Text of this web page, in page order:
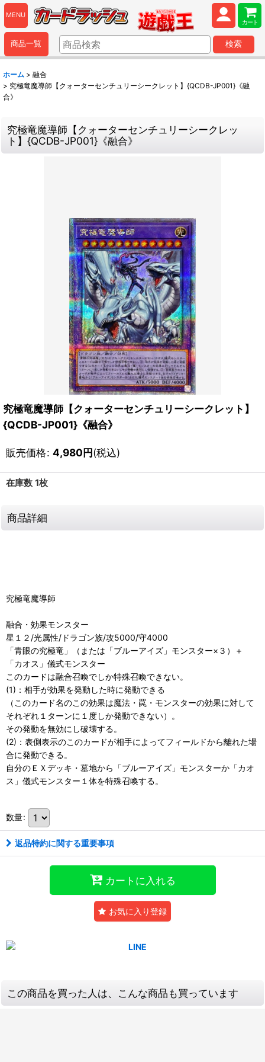
MENU
カート
商品一覧 検索
ホーム > 融合
> 究極竜魔導師【クォーターセンチュリーシークレット】{QCDB-JP001}《融
合》
究極竜魔導師【クォーターセンチュリーシークレッ
ト】{QCDB-JP001}《融合》
究極竜魔導師【クォーターセンチュリーシークレット】
{QCDB-JP001}《融合》
販売価格: 4,980円(税込)
在庫数 1枚
商品詳細
究極竜魔導師
融合・効果モンスター
星１２/光属性/ドラゴン族/攻5000/守4000
「青眼の究極竜」（または「ブルーアイズ」モンスター×３）＋
「カオス」儀式モンスター
このカードは融合召喚でしか特殊召喚できない。
(1)：相手が効果を発動した時に発動できる
（このカード名のこの効果は魔法・罠・モンスターの効果に対して
それぞれ１ターンに１度しか発動できない）。
その発動を無効にし破壊する。
(2)：表側表示のこのカードが相手によってフィールドから離れた場
合に発動できる。
自分のＥＸデッキ・墓地から「ブルーアイズ」モンスターか「カオ
ス」儀式モンスター１体を特殊召喚する。
数量:
返品特約に関する重要事項
カートに入れる
お気に入り登録
この商品を買った人は、こんな商品も買っています